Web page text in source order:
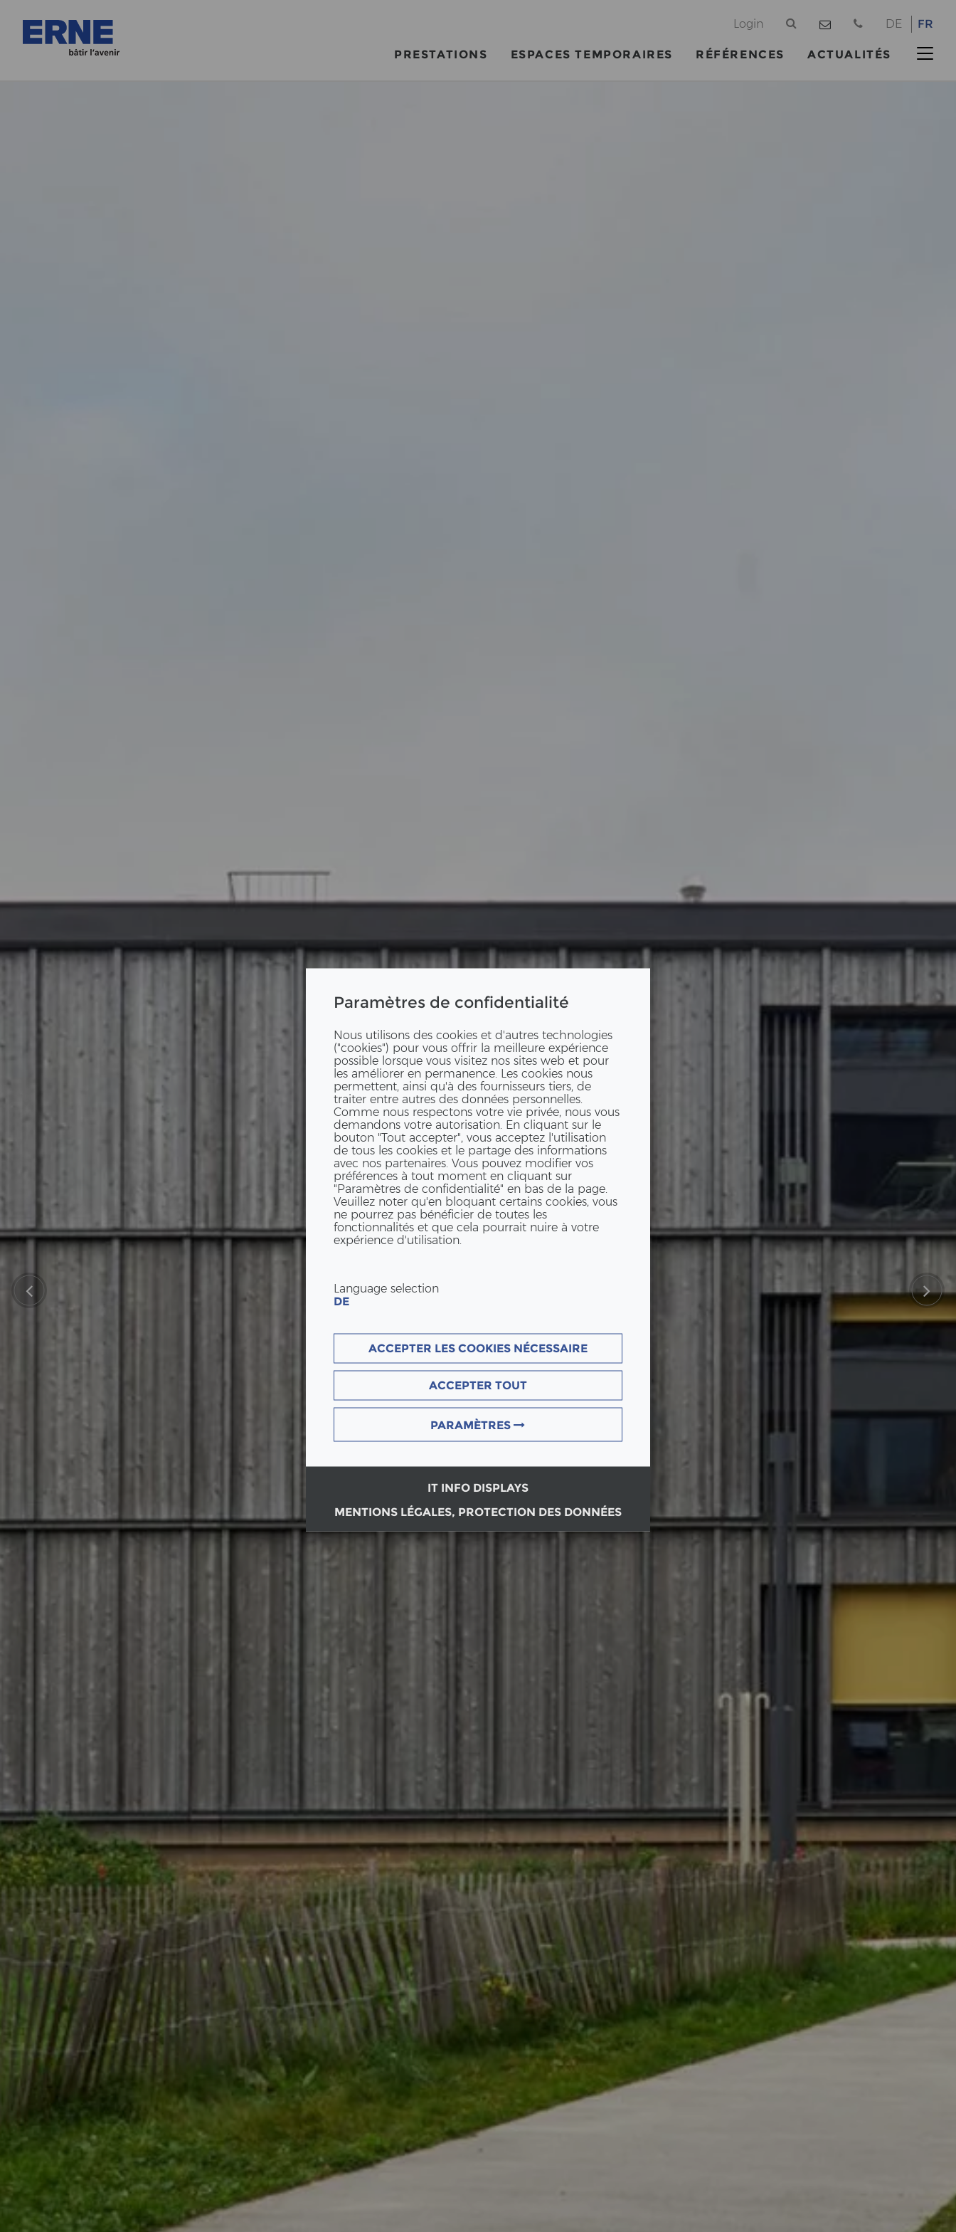
Paramètres de confidentialité
Nous utilisons des cookies et d'autres technologies
("cookies") pour vous offrir la meilleure expérience
possible lorsque vous visitez nos sites web et pour
les améliorer en permanence. Les cookies nous
permettent, ainsi qu'à des fournisseurs tiers, de
traiter entre autres des données personnelles.
Comme nous respectons votre vie privée, nous vous
demandons votre autorisation. En cliquant sur le
bouton "Tout accepter", vous acceptez l'utilisation
de tous les cookies et le partage des informations
avec nos partenaires. Vous pouvez modifier vos
préférences à tout moment en cliquant sur
"Paramètres de confidentialité" en bas de la page.
Veuillez noter qu'en bloquant certains cookies, vous
ne pourrez pas bénéficier de toutes les
fonctionnalités et que cela pourrait nuire à votre
expérience d'utilisation.
Language selection
DE
ACCEPTER LES COOKIES NÉCESSAIRE
ACCEPTER TOUT
PARAMÈTRES
IT INFO DISPLAYS
MENTIONS LÉGALES, PROTECTION DES DONNÉES
DE FR
Login
PRESTATIONS ESPACES TEMPORAIRES RÉFÉRENCES ACTUALITÉS